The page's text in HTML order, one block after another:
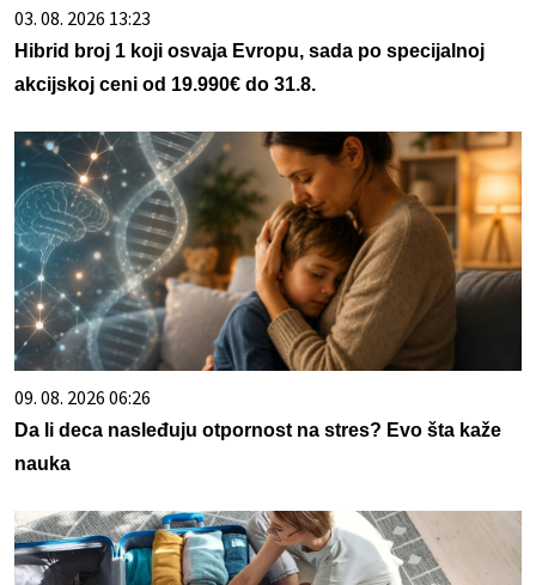
03. 08. 2026 13:23
Hibrid broj 1 koji osvaja Evropu, sada po specijalnoj
akcijskoj ceni od 19.990€ do 31.8.
09. 08. 2026 06:26
Da li deca nasleđuju otpornost na stres? Evo šta kaže
nauka